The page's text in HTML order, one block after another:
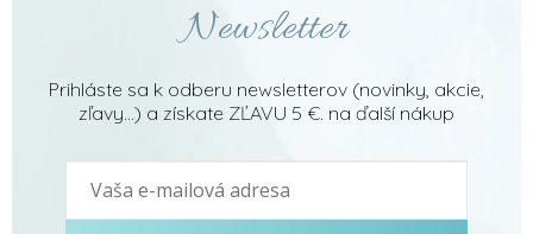
Newsletter
Prihláste sa k odberu newsletterov (novinky, akcie,
zľavy...) a získate ZĽAVU 5 €. na ďalší nákup